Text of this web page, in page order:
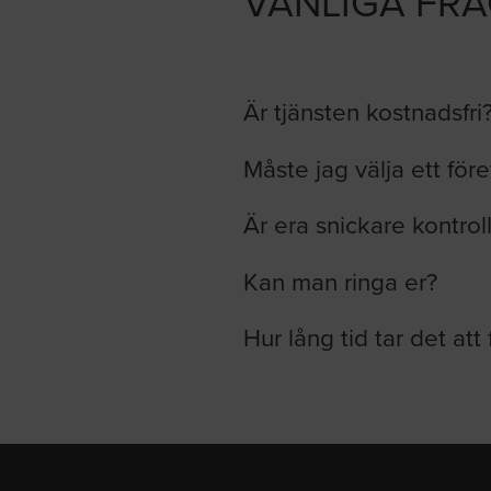
Är tjänsten
Måste jag välja ett
Är era snickare
Kan man ringa er?
Hur lång tid tar det att